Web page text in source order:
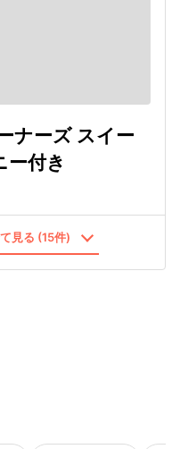
ナーズ スイー
ー付き
見る (15件)